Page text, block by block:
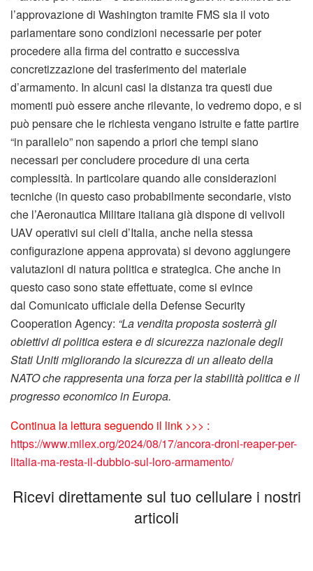
l’approvazione di Washington tramite FMS sia il voto
parlamentare sono condizioni necessarie per poter
procedere alla firma del contratto e successiva
concretizzazione del trasferimento del materiale
d’armamento. In alcuni casi la distanza tra questi due
momenti può essere anche rilevante, lo vedremo dopo, e si
può pensare che le richiesta vengano istruite e fatte partire
“in parallelo” non sapendo a priori che tempi siano
necessari per concludere procedure di una certa
complessità. In particolare quando alle considerazioni
tecniche (in questo caso probabilmente secondarie, visto
che l’Aeronautica Militare italiana già dispone di velivoli
UAV operativi sui cieli d’Italia, anche nella stessa
configurazione appena approvata) si devono aggiungere
valutazioni di natura politica e strategica. Che anche in
questo caso sono state effettuate, come si evince
dal Comunicato ufficiale della Defense Security
Cooperation Agency: “La vendita proposta sosterrà gli
obiettivi di politica estera e di sicurezza nazionale degli
Stati Uniti migliorando la sicurezza di un alleato della
NATO che rappresenta una forza per la stabilità politica e il
progresso economico in Europa.
Continua la lettura seguendo il link >>> :
https://www.milex.org/2024/08/17/ancora-droni-reaper-per-
litalia-ma-resta-il-dubbio-sul-loro-armamento/
Ricevi direttamente sul tuo cellulare i nostri
articoli